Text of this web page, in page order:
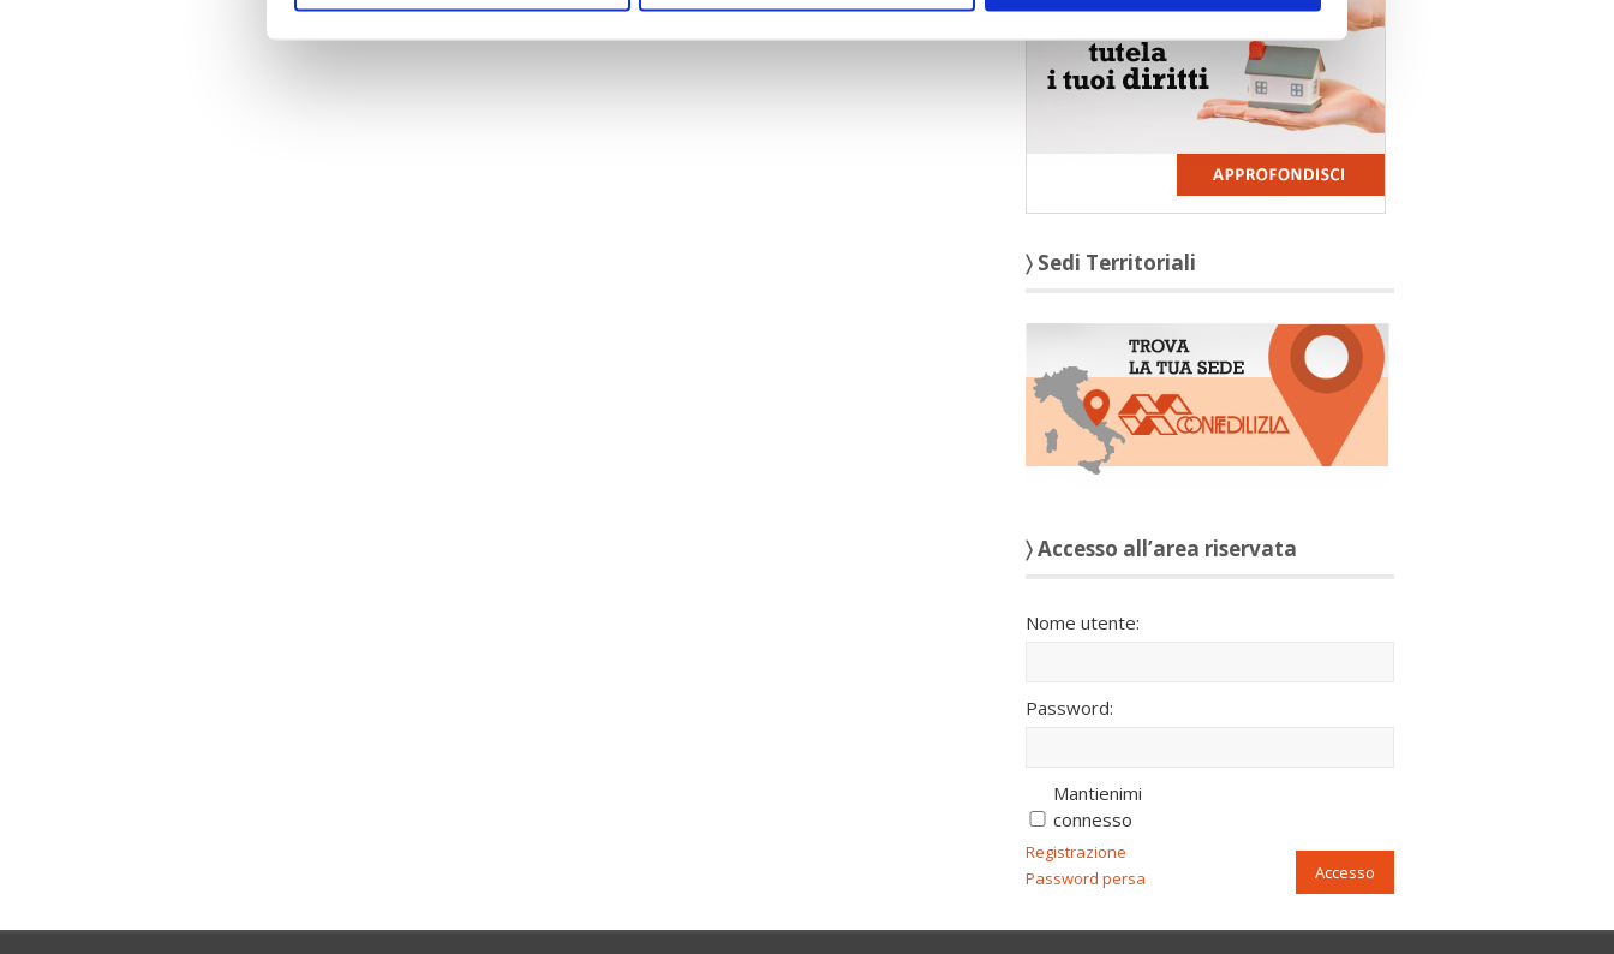
〉 Sedi Territoriali
〉 Accesso all’area riservata
Nome utente:
Password:
Mantienimi
connesso
Accesso
Registrazione
Password persa